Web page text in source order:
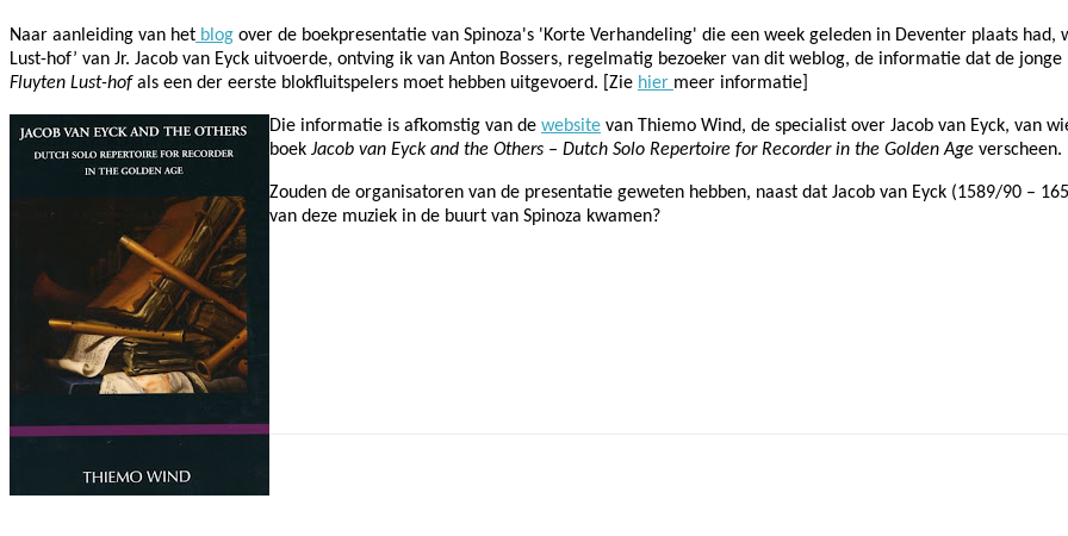
Naar aanleiding van het blog over de boekpresentatie van Spinoza's 'Korte Verhandeling' die een week geleden in Deventer plaats had,
Lust-hof’ van Jr. Jacob van Eyck uitvoerde, ontving ik van Anton Bossers, regelmatig bezoeker van dit weblog, de informatie dat de
Fluyten Lust-hof als een der eerste blokfluitspelers moet hebben uitgevoerd. [Zie hier meer informatie]
Die informatie is afkomstig van de website van Thiemo Wind, de specialist over Jacob van Eyck, van
boek Jacob van Eyck and the Others – Dutch Solo Repertoire for Recorder in the Golden Age verscheen.
Zouden de organisatoren van de presentatie geweten hebben, naast dat Jacob van Eyck (1589/90 –
van deze muziek in de buurt van Spinoza kwamen?